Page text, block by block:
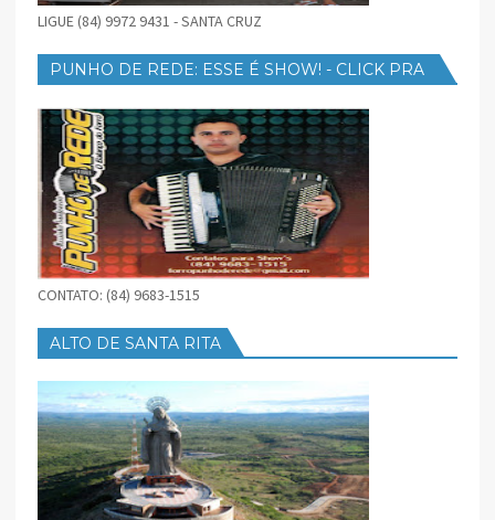
LIGUE (84) 9972 9431 - SANTA CRUZ
PUNHO DE REDE: ESSE É SHOW! - CLICK PRA
CONTATO: (84) 9683-1515
ALTO DE SANTA RITA